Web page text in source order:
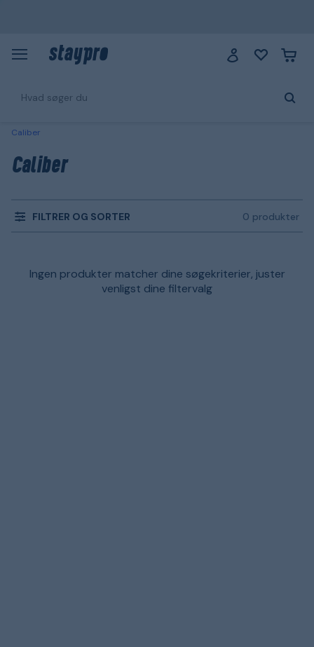
Caliber
Caliber
FILTRER OG SORTER 0 produkter
Ingen produkter matcher dine søgekriterier, juster
venligst dine filtervalg